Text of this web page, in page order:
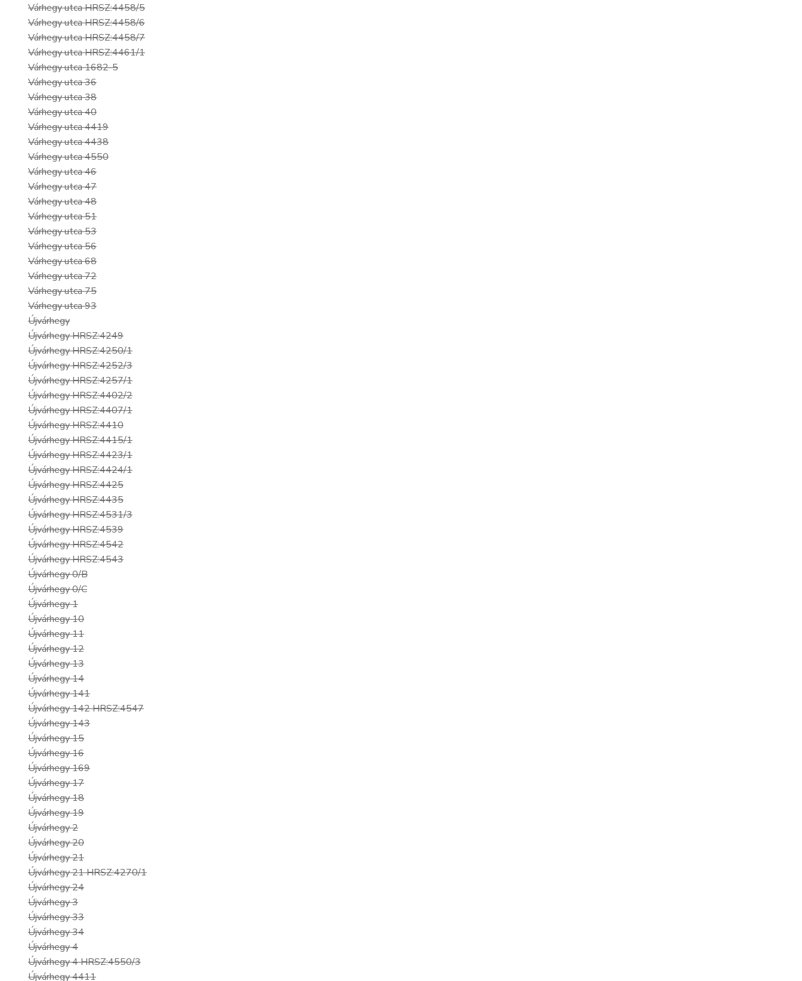
Várhegy utca HRSZ:4458/5
Várhegy utca HRSZ:4458/6
Várhegy utca HRSZ:4458/7
Várhegy utca HRSZ:4461/1
Várhegy utca 1682-5
Várhegy utca 36
Várhegy utca 38
Várhegy utca 40
Várhegy utca 4419
Várhegy utca 4438
Várhegy utca 4550
Várhegy utca 46
Várhegy utca 47
Várhegy utca 48
Várhegy utca 51
Várhegy utca 53
Várhegy utca 56
Várhegy utca 68
Várhegy utca 72
Várhegy utca 75
Várhegy utca 93
Újvárhegy
Újvárhegy HRSZ:4249
Újvárhegy HRSZ:4250/1
Újvárhegy HRSZ:4252/3
Újvárhegy HRSZ:4257/1
Újvárhegy HRSZ:4402/2
Újvárhegy HRSZ:4407/1
Újvárhegy HRSZ:4410
Újvárhegy HRSZ:4415/1
Újvárhegy HRSZ:4423/1
Újvárhegy HRSZ:4424/1
Újvárhegy HRSZ:4425
Újvárhegy HRSZ:4435
Újvárhegy HRSZ:4531/3
Újvárhegy HRSZ:4539
Újvárhegy HRSZ:4542
Újvárhegy HRSZ:4543
Újvárhegy 0/B
Újvárhegy 0/C
Újvárhegy 1
Újvárhegy 10
Újvárhegy 11
Újvárhegy 12
Újvárhegy 13
Újvárhegy 14
Újvárhegy 141
Újvárhegy 142 HRSZ:4547
Újvárhegy 143
Újvárhegy 15
Újvárhegy 16
Újvárhegy 169
Újvárhegy 17
Újvárhegy 18
Újvárhegy 19
Újvárhegy 2
Újvárhegy 20
Újvárhegy 21
Újvárhegy 21 HRSZ:4270/1
Újvárhegy 24
Újvárhegy 3
Újvárhegy 33
Újvárhegy 34
Újvárhegy 4
Újvárhegy 4 HRSZ:4550/3
Újvárhegy 4411